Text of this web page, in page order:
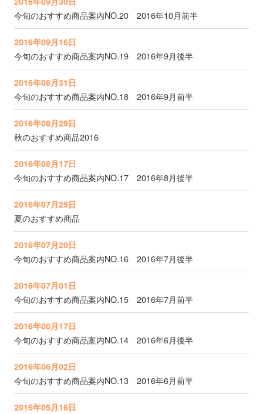
今旬のおすすめ商品案内NO.20 2016年10月前半
2016年09月16日
今旬のおすすめ商品案内NO.19 2016年9月後半
2016年08月31日
今旬のおすすめ商品案内NO.18 2016年9月前半
2016年08月29日
秋のおすすめ商品2016
2016年08月17日
今旬のおすすめ商品案内NO.17 2016年8月後半
2016年07月25日
夏のおすすめ商品
2016年07月20日
今旬のおすすめ商品案内NO.16 2016年7月後半
2016年07月01日
今旬のおすすめ商品案内NO.15 2016年7月前半
2016年06月17日
今旬のおすすめ商品案内NO.14 2016年6月後半
2016年06月02日
今旬のおすすめ商品案内NO.13 2016年6月前半
2016年05月16日